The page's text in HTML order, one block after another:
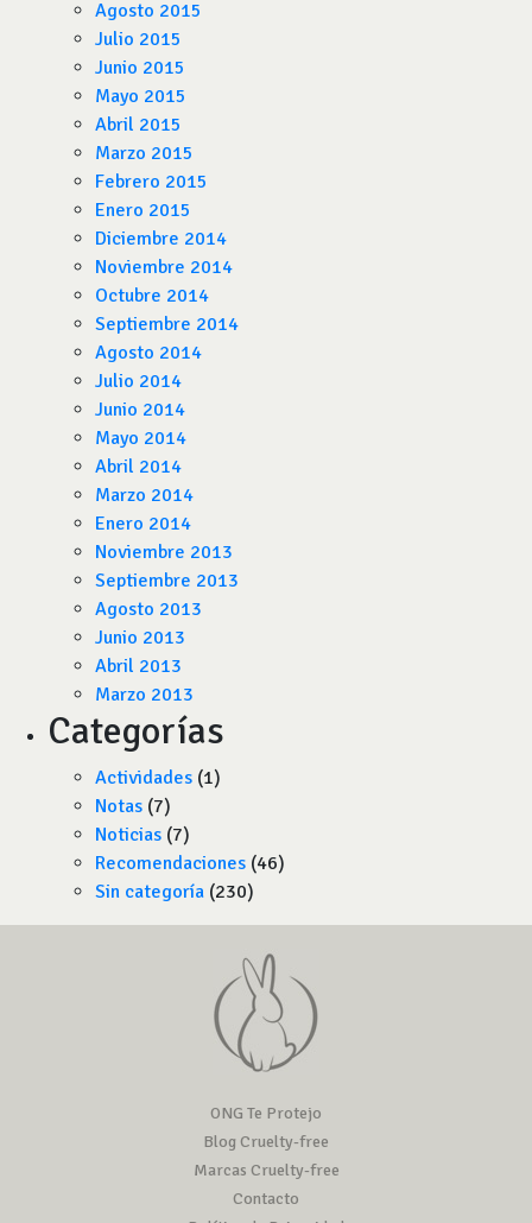
Agosto 2015
Julio 2015
Junio 2015
Mayo 2015
Abril 2015
Marzo 2015
Febrero 2015
Enero 2015
Diciembre 2014
Noviembre 2014
Octubre 2014
Septiembre 2014
Agosto 2014
Julio 2014
Junio 2014
Mayo 2014
Abril 2014
Marzo 2014
Enero 2014
Noviembre 2013
Septiembre 2013
Agosto 2013
Junio 2013
Abril 2013
Marzo 2013
Categorías
Actividades (1)
Notas (7)
Noticias (7)
Recomendaciones (46)
Sin categoría (230)
ONG Te Protejo
Blog Cruelty-free
Marcas Cruelty-free
Contacto